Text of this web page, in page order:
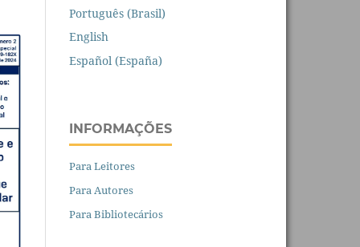
Português (Brasil)
English
Español (España)
INFORMAÇÕES
Para Leitores
Para Autores
Para Bibliotecários